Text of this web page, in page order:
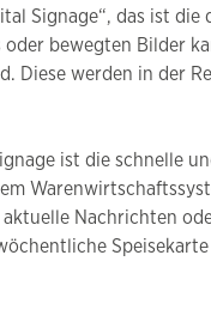
Signage“, das ist
bewegten Bilder
Diese werden in der
ist die schnelle
Nachrichten